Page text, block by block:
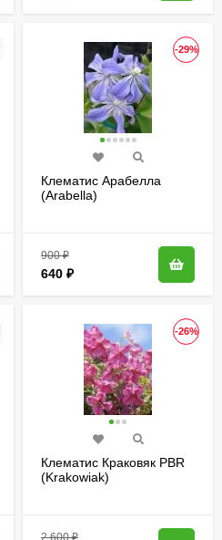
-29%
Клематис Арабелла
(Arabella)
900₽
640 ₽
-26%
Клематис Краковяк PBR
(Krakowiak)
2 600₽